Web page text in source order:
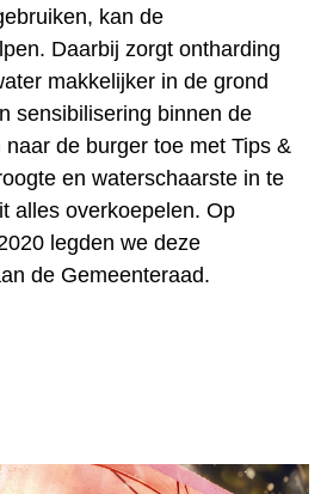
kan de
Daarbij zorgt ontharding
makkelijker in de grond
sensibilisering binnen de
de burger toe met Tips &
en waterschaarste in te
alles overkoepelen. Op
legden we deze
de Gemeenteraad.